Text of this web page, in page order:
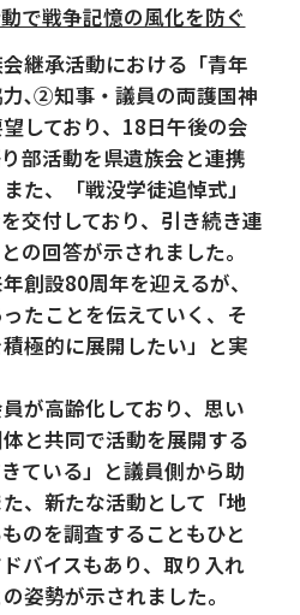
で戦争記憶の風化を防ぐ
継承活動における「青年
､②知事・議員の両護国神
しており、18日午後の会
部活動を県遺族会と連携
た、「戦没学徒追悼式」
交付しており、引き続き連
の回答が示されました。
創設80周年を迎えるが、
たことを伝えていく、そ
極的に展開したい」と実
が高齢化しており、思い
と共同で活動を展開する
ている」と議員側から助
、新たな活動として「地
のを調査することもひと
バイスもあり、取り入れ
姿勢が示されました。